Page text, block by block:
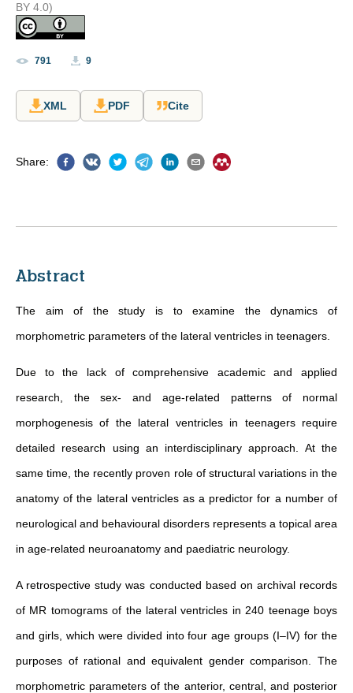
BY 4.0)
791 9
XML PDF Cite
Share:
Abstract
The aim of the study is to examine the dynamics of
morphometric parameters of the lateral ventricles in teenagers.
Due to the lack of comprehensive academic and applied
research, the sex- and age-related patterns of normal
morphogenesis of the lateral ventricles in teenagers require
detailed research using an interdisciplinary approach. At the
same time, the recently proven role of structural variations in the
anatomy of the lateral ventricles as a predictor for a number of
neurological and behavioural disorders represents a topical area
in age-related neuroanatomy and paediatric neurology.
A retrospective study was conducted based on archival records
of MR tomograms of the lateral ventricles in 240 teenage boys
and girls, which were divided into four age groups (I–IV) for the
purposes of rational and equivalent gender comparison. The
morphometric parameters of the anterior, central, and posterior